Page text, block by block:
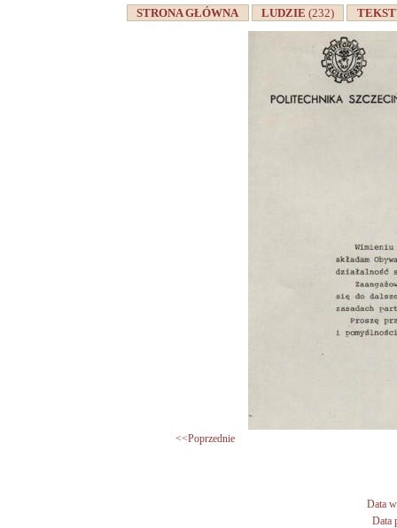
STRONA GŁÓWNA LUDZIE(232)
<<Poprzednie
Data
Data